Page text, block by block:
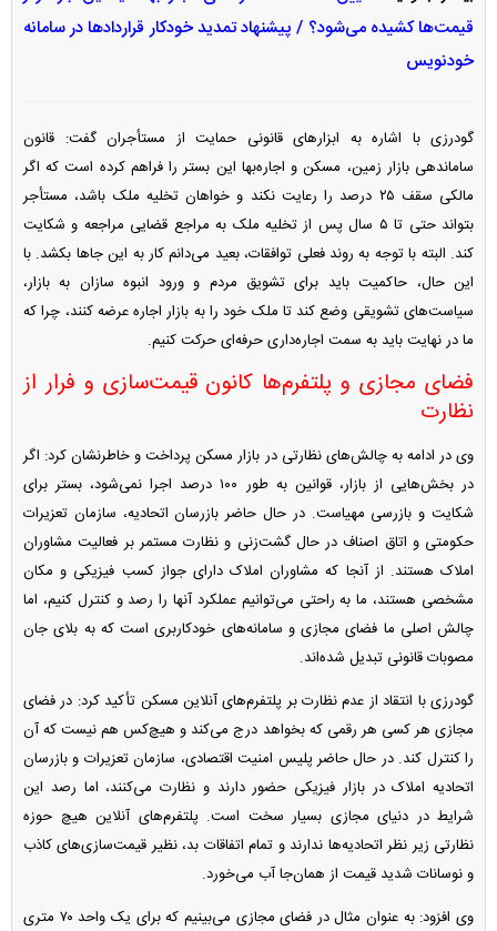
قیمت‌ها کشیده می‌شود؟ / پیشنهاد تمدید خودکار قرارداد‌ها در سامانه
خودنویس
گودرزی با اشاره به ابزار‌های قانونی حمایت از مستأجران گفت: قانون
ساماندهی بازار زمین، مسکن و اجاره‌بها این بستر را فراهم کرده است که اگر
مالکی سقف ۲۵ درصد را رعایت نکند و خواهان تخلیه ملک باشد، مستأجر
بتواند حتی تا ۵ سال پس از تخلیه ملک به مراجع قضایی مراجعه و شکایت
کند. البته با توجه به روند فعلی توافقات، بعید می‌دانم کار به این جا‌ها بکشد. با
این حال، حاکمیت باید برای تشویق مردم و ورود انبوه سازان به بازار،
سیاست‌های تشویقی وضع کند تا ملک خود را به بازار اجاره عرضه کنند، چرا که
ما در نهایت باید به سمت اجاره‌داری حرفه‌ای حرکت کنیم.
فضای مجازی و پلتفرم‌ها کانون قیمت‌سازی و فرار از
نظارت
وی در ادامه به چالش‌های نظارتی در بازار مسکن پرداخت و خاطرنشان کرد: اگر
در بخش‌هایی از بازار، قوانین به طور ۱۰۰ درصد اجرا نمی‌شود، بستر برای
شکایت و بازرسی مهیاست. در حال حاضر بازرسان اتحادیه، سازمان تعزیرات
حکومتی و اتاق اصناف در حال گشت‌زنی و نظارت مستمر بر فعالیت مشاوران
املاک هستند. از آنجا که مشاوران املاک دارای جواز کسب فیزیکی و مکان
مشخصی هستند، ما به راحتی می‌توانیم عملکرد آنها را رصد و کنترل کنیم، اما
چالش اصلی ما فضای مجازی و سامانه‌های خودکاربری است که به بلای جان
مصوبات قانونی تبدیل شده‌اند.
گودرزی با انتقاد از عدم نظارت بر پلتفرم‌های آنلاین مسکن تأکید کرد: در فضای
مجازی هر کسی هر رقمی که بخواهد درج می‌کند و هیچ‌کس هم نیست که آن
را کنترل کند. در حال حاضر پلیس امنیت اقتصادی، سازمان تعزیرات و بازرسان
اتحادیه املاک در بازار فیزیکی حضور دارند و نظارت می‌کنند، اما رصد این
شرایط در دنیای مجازی بسیار سخت است. پلتفرم‌های آنلاین هیچ حوزه
نظارتی زیر نظر اتحادیه‌ها ندارند و تمام اتفاقات بد، نظیر قیمت‌سازی‌های کاذب
و نوسانات شدید قیمت از همان‌جا آب می‌خورد.
وی افزود: به عنوان مثال در فضای مجازی می‌بینیم که برای یک واحد ۷۰ متری